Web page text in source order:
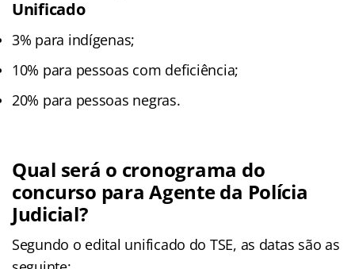
Unificado
3% para indígenas;
10% para pessoas com deficiência;
20% para pessoas negras.
Qual será o cronograma do
concurso para Agente da Polícia
Judicial?
Segundo o edital unificado do TSE, as datas são as